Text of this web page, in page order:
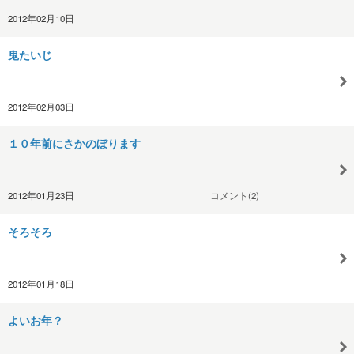
2012年02月10日
鬼たいじ
2012年02月03日
１０年前にさかのぼります
2012年01月23日 コメント(2)
そろそろ
2012年01月18日
よいお年？